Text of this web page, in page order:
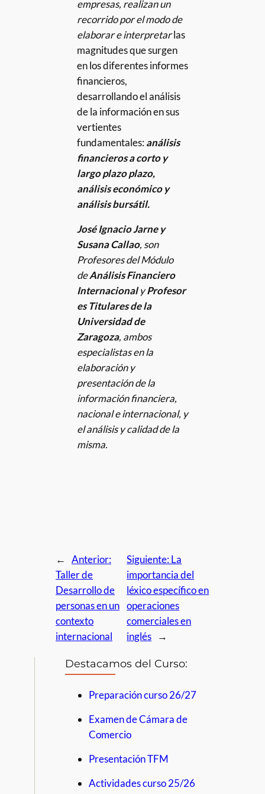
empresas, realizan un
recorrido por el modo de
elaborar e interpretarlas
magnitudes que surgen
en los diferentes informes
financieros,
desarrollando el análisis
de la información en sus
vertientes
fundamentales:análisis
financieros a corto y
largo plazo plazo,
análisis económico y
análisis bursátil.
José Ignacio Jarne y
Susana Callao, son
Profesores del Módulo
deAnálisis Financiero
InternacionalyProfesor
es Titulares de la
Universidad de
Zaragoza, ambos
especialistas en la
elaboración y
presentación de la
información financiera,
nacional e internacional, y
el análisis y calidad de la
misma.
←
Anterior:
Taller de
Desarrollo de
personas en un
contexto
internacional
Siguiente:La
importancia del
léxico específico en
operaciones
comerciales en
inglés
→
Destacamos del Curso:
Preparación curso 26/27
Examen de Cámara de
Comercio
Presentación TFM
Actividades curso 25/26